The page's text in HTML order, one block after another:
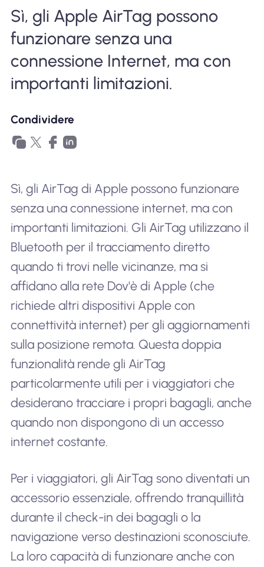
Sì, gli Apple AirTag possono
funzionare senza una
connessione Internet, ma con
importanti limitazioni.
Condividere
Sì, gli AirTag di Apple possono funzionare
senza una connessione internet, ma con
importanti limitazioni. Gli AirTag utilizzano il
Bluetooth per il tracciamento diretto
quando ti trovi nelle vicinanze, ma si
affidano alla rete Dov'è di Apple (che
richiede altri dispositivi Apple con
connettività internet) per gli aggiornamenti
sulla posizione remota. Questa doppia
funzionalità rende gli AirTag
particolarmente utili per i viaggiatori che
desiderano tracciare i propri bagagli, anche
quando non dispongono di un accesso
internet costante.
Per i viaggiatori, gli AirTag sono diventati un
accessorio essenziale, offrendo tranquillità
durante il check-in dei bagagli o la
navigazione verso destinazioni sconosciute.
La loro capacità di funzionare anche con